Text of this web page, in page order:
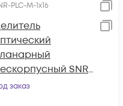
PLC-M-1x16
SNR-
M-1x16
заказ